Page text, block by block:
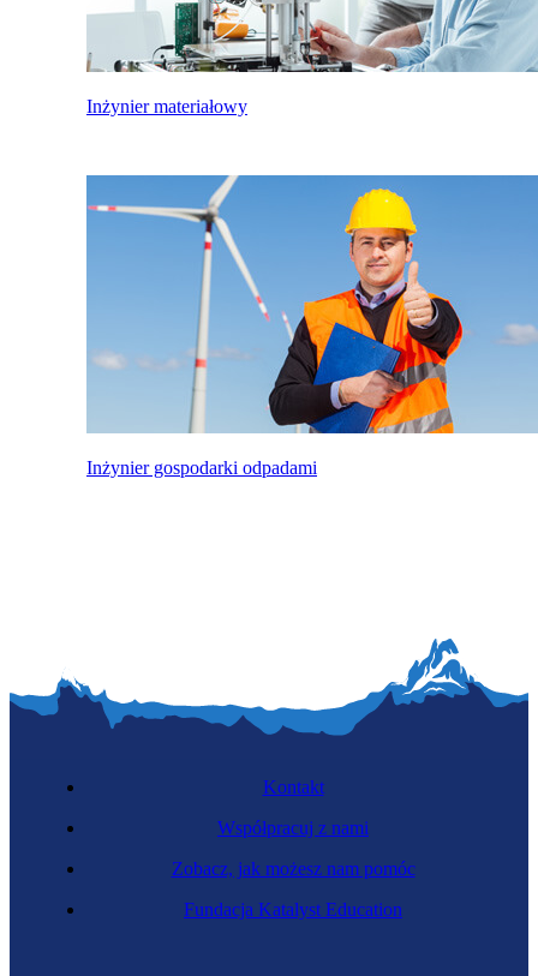
Inżynier materiałowy
Inżynier gospodarki odpadami
Kontakt
Współpracuj z nami
Zobacz, jak możesz nam pomóc
Fundacja Katalyst Education